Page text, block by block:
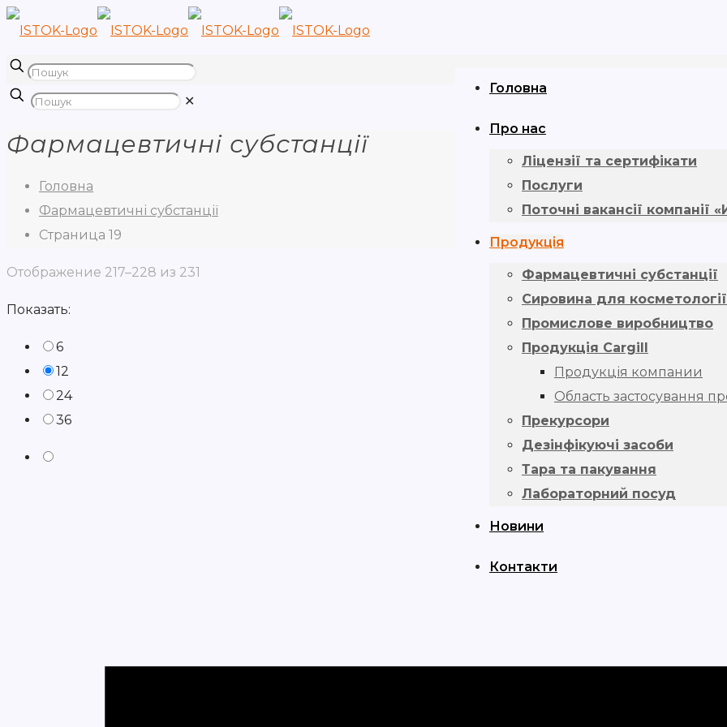
Головна
Про нас
Ліцензії та сертифікати
Послуги
Поточні вакансії компанії
Продукція
Фармацевтичні субстанції
Cировина для
Промислове виробництво
Продукція Cargill
Продукція компании
Область застосування
Прекурсори
Дезінфікуючі засоби
Тара та пакування
Лабораторний посуд
Новини
Контакти
✕
Фармацевтичні субстанції
Головна
Фармацевтичні субстанції
Страница 19
Отображение 217–228 из 231
Показать:
6
12
24
36